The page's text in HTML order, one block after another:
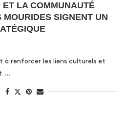
LA COMMUNAUTÉ
SIGNENT UN
à renforcer les liens culturels et
…